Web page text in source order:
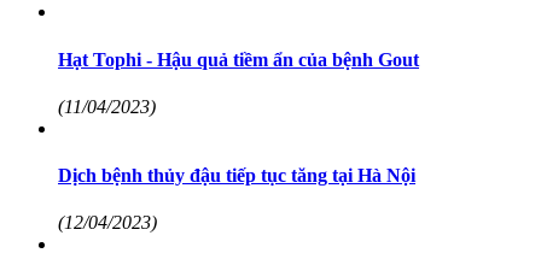
Hạt Tophi - Hậu quả tiềm ẩn của bệnh Gout
(11/04/2023)
Dịch bệnh thủy đậu tiếp tục tăng tại Hà Nội
(12/04/2023)